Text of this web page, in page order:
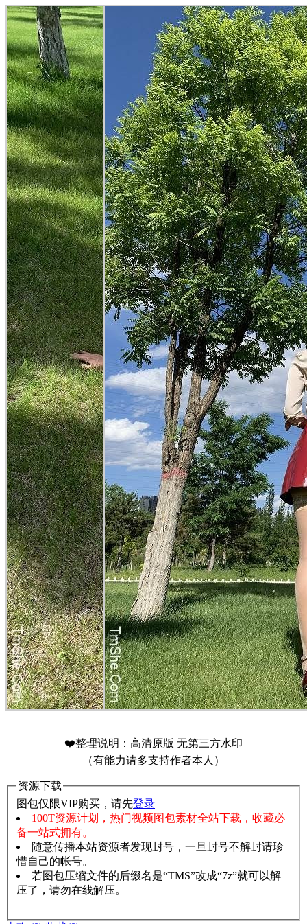
❤️整理说明：高清原版 无第三方水印
（有能力请多支持作者本人）
资源下载
图包仅限VIP购买，请先登录
100T资源计划，热门视频图包素材全站下载，收藏必
备一站式拥有。
随意传播本站资源者发现封号，一旦封号不解封请珍
惜自己的帐号。
若图包压缩文件的后缀名是“TMS”改成“7z”就可以解
压了，请勿在线解压。